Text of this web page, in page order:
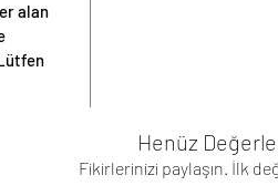
alan
Henüz
Fikirlerinizi paylaşın. İlk